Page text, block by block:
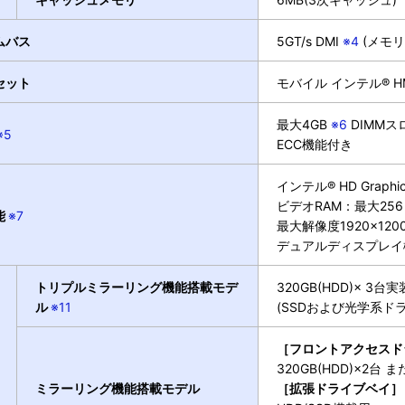
バス 5GT/s DMI ※4 (メモ
ット モバイル インテル®
最大4GB ※6 DIMMス
ECC機能付き
※7
インテル® HD
ビデオRAM：最大
最大解像度
デュアルディスプレ
トリプルミラーリング機能搭載モデ
ル※11
320GB(HDD)× 3台
(SSDおよび光学系ド
ミラーリング機能搭載モデル
［フロントアクセス
320GB(HDD)×2台 ま
［拡張ドライブベイ］